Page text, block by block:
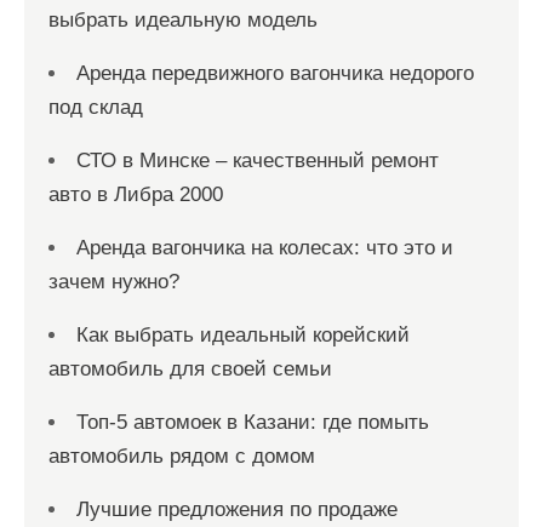
выбрать идеальную модель
Аренда передвижного вагончика недорого
под склад
СТО в Минске – качественный ремонт
авто в Либра 2000
Аренда вагончика на колесах: что это и
зачем нужно?
Как выбрать идеальный корейский
автомобиль для своей семьи
Топ-5 автомоек в Казани: где помыть
автомобиль рядом с домом
Лучшие предложения по продаже